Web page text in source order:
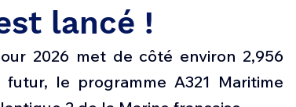
expérimental Formation aéronautique
lancé !
2026 met de côté environ 2,956
le programme A321 Maritime